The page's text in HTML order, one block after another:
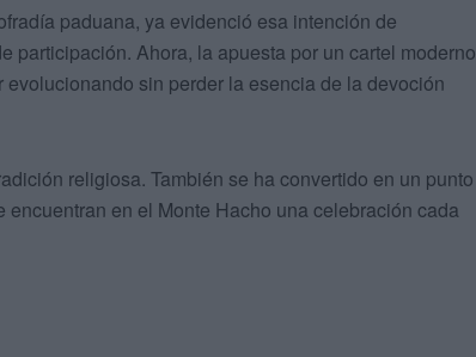
paduana, ya evidenció esa intención de
participación. Ahora, la apuesta por un cartel moderno
sin perder la esencia de la devoción
religiosa. También se ha convertido en un punto
en el Monte Hacho una celebración cada